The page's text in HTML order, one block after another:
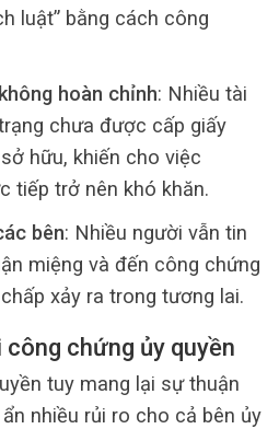
luật” bằng cách công
hoàn chỉnh: Nhiều tài
chưa được cấp giấy
hữu, khiến cho việc
tiếp trở nên khó khăn.
bên: Nhiều người vẫn tin
miệng và đến công chứng
xảy ra trong tương lai.
chứng ủy quyền
tuy mang lại sự thuận
nhiều rủi ro cho cả bên ủy